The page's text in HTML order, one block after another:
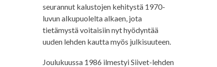
seurannut kalustojen kehitystä 1970-
luvun alkupuolelta alkaen, jota
tietämystä voitaisiin nyt hyödyntää
uuden lehden kautta myös julkisuuteen.
Joulukuussa 1986 ilmestyi Siivet-lehden